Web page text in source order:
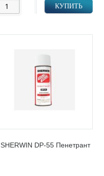
КУПИТЬ
SHERWIN DP-55 Пенетрант